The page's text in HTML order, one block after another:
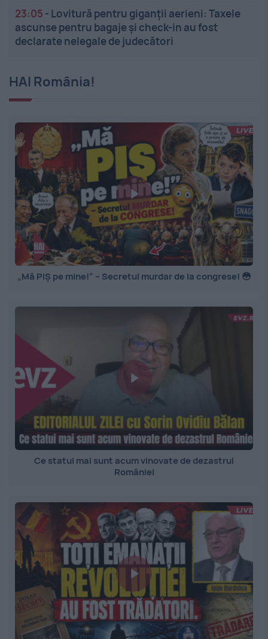
23:05 - Lovitură pentru giganții aerieni: Taxele
ascunse pentru bagaje și check-in au fost
declarate nelegale de judecători
HAI România!
„Mă PIȘ pe mine!” – Secretul murdar de la congrese! 😳
Ce statui mai sunt acum vinovate de dezastrul
României